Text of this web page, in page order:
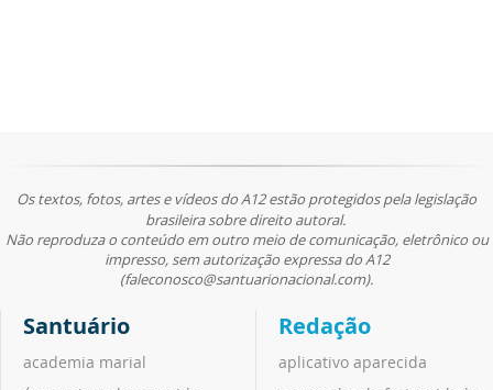
Os textos, fotos, artes e vídeos do A12 estão protegidos pela legislação
brasileira sobre direito autoral.
Não reproduza o conteúdo em outro meio de comunicação, eletrônico ou
impresso, sem autorização expressa do A12
(faleconosco@santuarionacional.com).
Santuário
academia marial
Redação
aplicativo aparecida